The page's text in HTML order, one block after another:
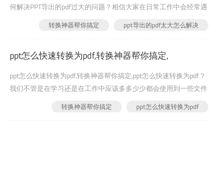
何解决PPT导出的pdf过大的问题？相信大家在日常工作中会经常遇
如转换后文件过大的问题。这种情况下我们该怎么办？其实我们只
用“福鑫PDFConverter”...
ppt导出的pdf太大怎么解决
转换神器帮你搞定
ppt怎么快速转换为pdf,转换神器帮你搞定,
ppt怎么快速转换为pdf,转换神器帮你搞定,ppt怎么快速转换为pdf？
我们不管是在学习还是在工作中应该多多少少都会使用到一些文件
都知道PDF格式的文件具有无可比拟的优质特征，在文件传输以及
ppt怎么快速转换为pdf
转换神器帮你搞定